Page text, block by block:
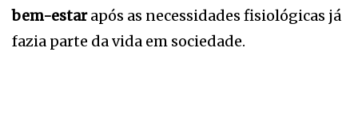
bem-estarapós as necessidades fisiológicas já
fazia parte da vida em sociedade.